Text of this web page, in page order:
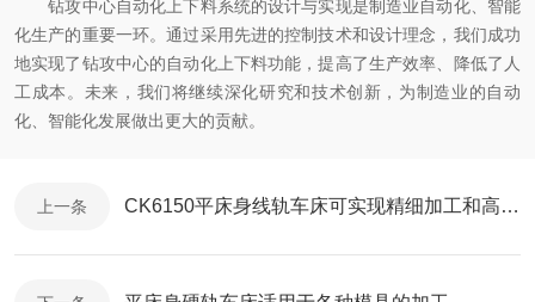
钻攻中心自动化上下料系统的设计与实现是制造业自动化、智能
化生产的重要一环。通过采用先进的控制技术和设计理念，我们成功
地实现了钻攻中心的自动化上下料功能，提高了生产效率、降低了人
工成本。未来，我们将继续深化研究和技术创新，为制造业的自动
化、智能化发展做出更大的贡献。
上一条 CK6150平床身线轨车床可实现精细加工和高精度加工要求